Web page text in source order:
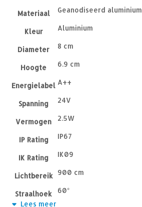
Materiaal Geanodiseerd aluminium
Kleur Aluminium
Diameter 8 cm
Hoogte 6.9 cm
Energielabel A++
Spanning 24V
Vermogen 2.5W
IP Rating IP67
IK Rating IK09
Lichtbereik 900 cm
Straalhoek 60°
Lees meer